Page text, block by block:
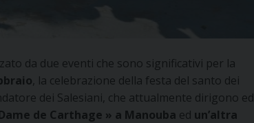
da due eventi che sono significativi per la
, la celebrazione della festa del santo dei
dei Salesiani, che attualmente dirigono ed
de Carthage » a Manouba ed un’altra